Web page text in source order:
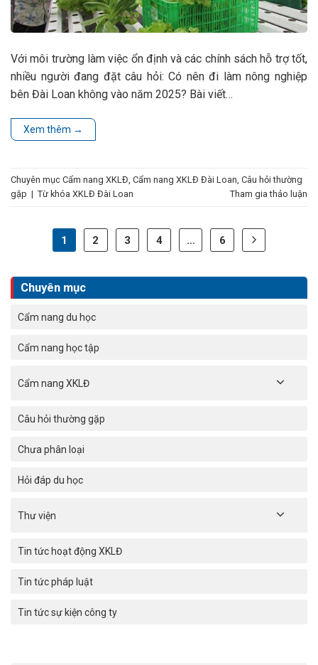
Chuyên mục
Cẩm nang du học
Cẩm nang học tập
Cẩm nang XKLĐ
Câu hỏi thường gặp
Chưa phân loại
Hỏi đáp du học
Thư viện
Tin tức hoạt động XKLĐ
Tin tức pháp luật
Tin tức sự kiện công ty
Với môi trường làm việc ổn định và các chính sách hỗ trợ tốt,
nhiều người đang đặt câu hỏi: Có nên đi làm nông nghiệp
bên Đài Loan không vào năm 2025? Bài viết…
Xem thêm →
Chuyên mục Cẩm nang XKLĐ, Cẩm nang XKLĐ Đài Loan, Câu hỏi thường
gặp | Từ khóa XKLĐ Đài Loan Tham gia thảo luận
1 2 3 4 … 6